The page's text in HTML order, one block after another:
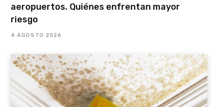
aeropuertos. Quiénes enfrentan mayor
riesgo
4 AGOSTO 2026